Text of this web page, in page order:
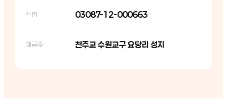
신협 03087-12-000663
예금주 천주교 수원교구 요당리 성지